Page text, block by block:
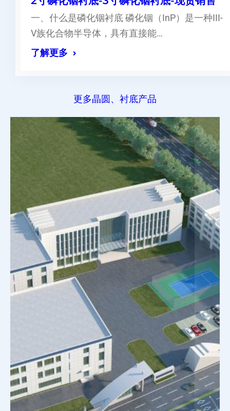
一、什么是磷化铟衬底 磷化铟（InP）是一种III-
V族化合物半导体，具有直接能…
了解更多
更多晶圆、衬底产品